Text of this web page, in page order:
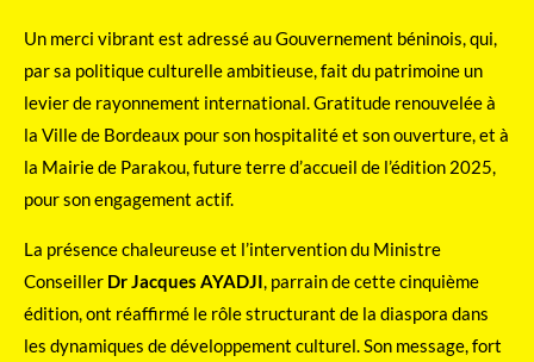
Un merci vibrant est adressé au Gouvernement béninois, qui,
par sa politique culturelle ambitieuse, fait du patrimoine un
levier de rayonnement international. Gratitude renouvelée à
la Ville de Bordeaux pour son hospitalité et son ouverture, et à
la Mairie de Parakou, future terre d’accueil de l’édition 2025,
pour son engagement actif.
La présence chaleureuse et l’intervention du Ministre
Conseiller Dr Jacques AYADJI, parrain de cette cinquième
édition, ont réaffirmé le rôle structurant de la diaspora dans
les dynamiques de développement culturel. Son message, fort